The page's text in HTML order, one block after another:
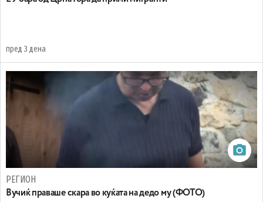
пред 3 дена
РЕГИОН
Вучиќ праваше скара во куќата на дедо му (ФОТО)